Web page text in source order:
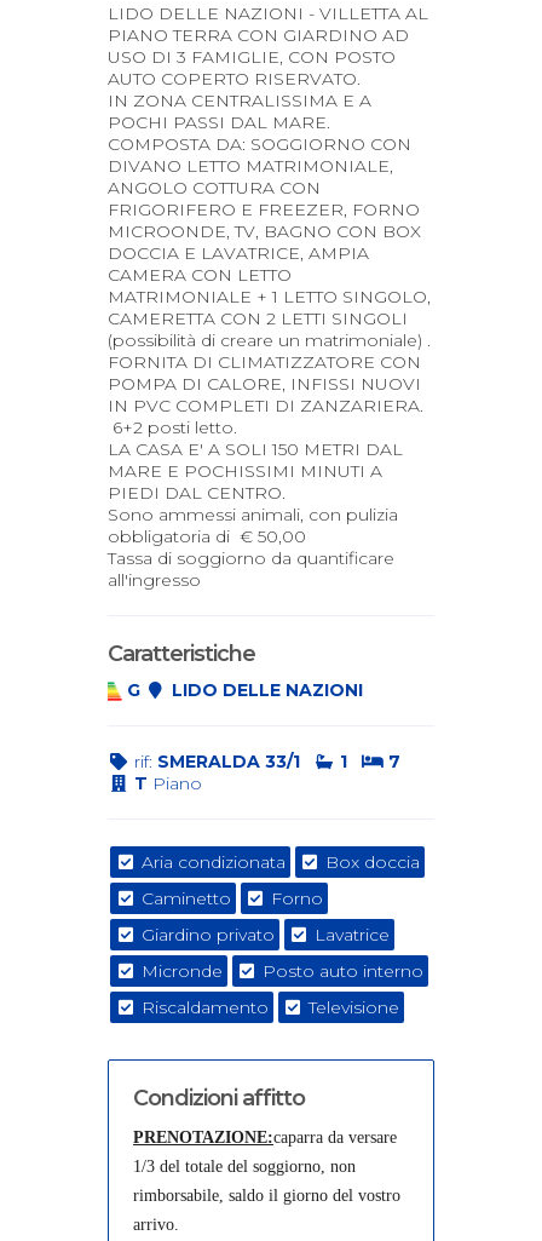
LIDO DELLE NAZIONI - VILLETTA AL
PIANO TERRA CON GIARDINO AD
USO DI 3 FAMIGLIE, CON POSTO
AUTO COPERTO RISERVATO.
IN ZONA CENTRALISSIMA E A
POCHI PASSI DAL MARE.
COMPOSTA DA: SOGGIORNO CON
DIVANO LETTO MATRIMONIALE,
ANGOLO COTTURA CON
FRIGORIFERO E FREEZER, FORNO
MICROONDE, TV, BAGNO CON BOX
DOCCIA E LAVATRICE, AMPIA
CAMERA CON LETTO
MATRIMONIALE + 1 LETTO SINGOLO,
CAMERETTA CON 2 LETTI SINGOLI
(possibilità di creare un matrimoniale) .
FORNITA DI CLIMATIZZATORE CON
POMPA DI CALORE, INFISSI NUOVI
IN PVC COMPLETI DI ZANZARIERA.
6+2 posti letto.
LA CASA E' A SOLI 150 METRI DAL
MARE E POCHISSIMI MINUTI A
PIEDI DAL CENTRO.
Sono ammessi animali, con pulizia
obbligatoria di € 50,00
Tassa di soggiorno da quantificare
all'ingresso
Caratteristiche
G LIDO DELLE NAZIONI
rif: SMERALDA 33/1 1
7
T Piano
Aria condizionata
Box doccia
Caminetto
Forno
Giardino privato
Lavatrice
Micronde
Posto auto interno
Riscaldamento
Televisione
Condizioni affitto
PRENOTAZIONE:caparra da versare
1/3 del totale del soggiorno, non
rimborsabile, saldo il giorno del vostro
arrivo.